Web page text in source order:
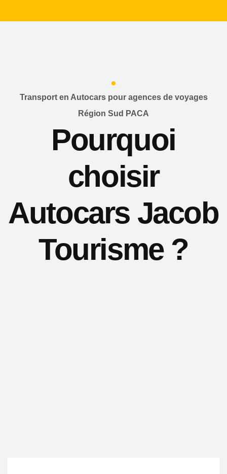
Transport en Autocars pour agences de voyages
Région Sud PACA
Pourquoi
choisir
Autocars Jacob
Tourisme ?